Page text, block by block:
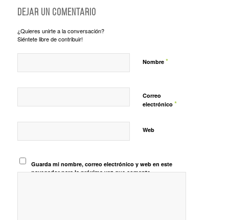
Dejar un comentario
¿Quieres unirte a la conversación?
Siéntete libre de contribuir!
Nombre *
Correo
electrónico *
Web
Guarda mi nombre, correo electrónico y web en este
navegador para la próxima vez que comente.